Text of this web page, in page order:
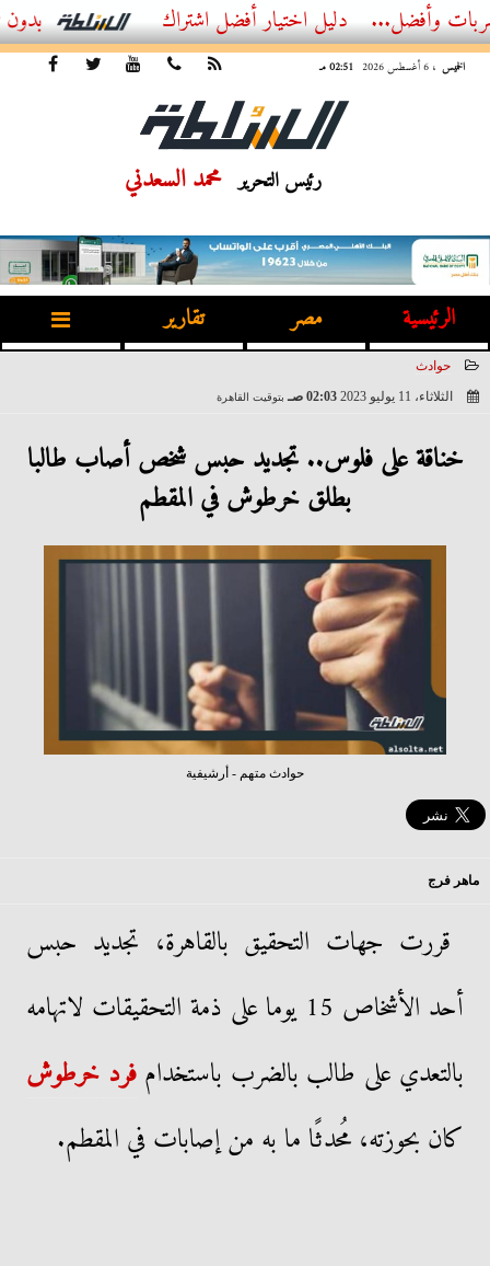
أفضل اشتراك IPTV بدون تقطيع 2026 – دليل المشاهد العصري
الخميس ، 6 أغسطس 2026 02:51 مـ
رئيس التحرير محمد السعدني
الرئيسية مصر تقارير
حوادث
الثلاثاء، 11 يوليو 2023
02:03 صـ بتوقيت القاهرة
خناقة على فلوس.. تجديد حبس شخص أصاب طالبا
بطلق خرطوش في المقطم
حوادث متهم - أرشيفية
ماهر فرج
قررت جهات التحقيق بالقاهرة، تجديد حبس
أحد الأشخاص 15 يوما على ذمة التحقيقات لاتهامه
بالتعدي على طالب بالضرب باستخدامفرد خرطوش
كان بحوزته، مُحدثًا ما به من إصابات في المقطم.